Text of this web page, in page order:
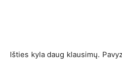
Išties kyla daug klausimų.